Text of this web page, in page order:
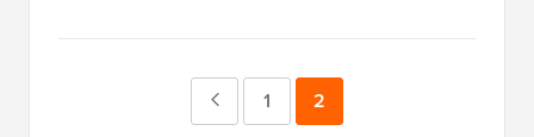
Vorherige
Seite
1 Seite
2